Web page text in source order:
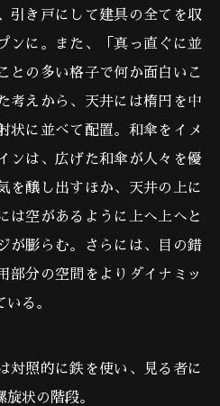
引き戸にして建具の全てを収
ンに。また、「真っ直ぐに並
との多い格子で何か面白いこ
考えから、天井には楕円を中
状に並べて配置。和傘をイメ
ンは、広げた和傘が人々を優
を醸し出すほか、天井の上に
は空があるように上へ上へと
が膨らむ。さらには、目の錯
部分の空間をよりダイナミッ
る。
照的に鉄を使い、見る者に
状の階段。